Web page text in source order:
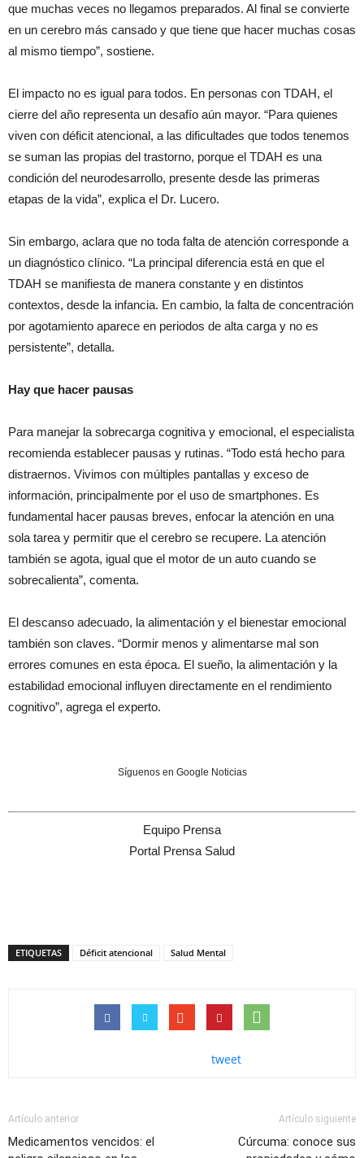
que muchas veces no llegamos preparados. Al final se convierte
en un cerebro más cansado y que tiene que hacer muchas cosas
al mismo tiempo”, sostiene.
El impacto no es igual para todos. En personas con TDAH, el
cierre del año representa un desafío aún mayor. “Para quienes
viven con déficit atencional, a las dificultades que todos tenemos
se suman las propias del trastorno, porque el TDAH es una
condición del neurodesarrollo, presente desde las primeras
etapas de la vida”, explica el Dr. Lucero.
Sin embargo, aclara que no toda falta de atención corresponde a
un diagnóstico clínico. “La principal diferencia está en que el
TDAH se manifiesta de manera constante y en distintos
contextos, desde la infancia. En cambio, la falta de concentración
por agotamiento aparece en periodos de alta carga y no es
persistente”, detalla.
Hay que hacer pausas
Para manejar la sobrecarga cognitiva y emocional, el especialista
recomienda establecer pausas y rutinas. “Todo está hecho para
distraernos. Vivimos con múltiples pantallas y exceso de
información, principalmente por el uso de smartphones. Es
fundamental hacer pausas breves, enfocar la atención en una
sola tarea y permitir que el cerebro se recupere. La atención
también se agota, igual que el motor de un auto cuando se
sobrecalienta”, comenta.
El descanso adecuado, la alimentación y el bienestar emocional
también son claves. “Dormir menos y alimentarse mal son
errores comunes en esta época. El sueño, la alimentación y la
estabilidad emocional influyen directamente en el rendimiento
cognitivo”, agrega el experto.
Síguenos en Google Noticias
Equipo Prensa
Portal Prensa Salud
ETIQUETAS Déficit atencional Salud Mental
tweet
Artículo anterior
Medicamentos vencidos: el
Artículo siguiente
Cúrcuma: conoce sus